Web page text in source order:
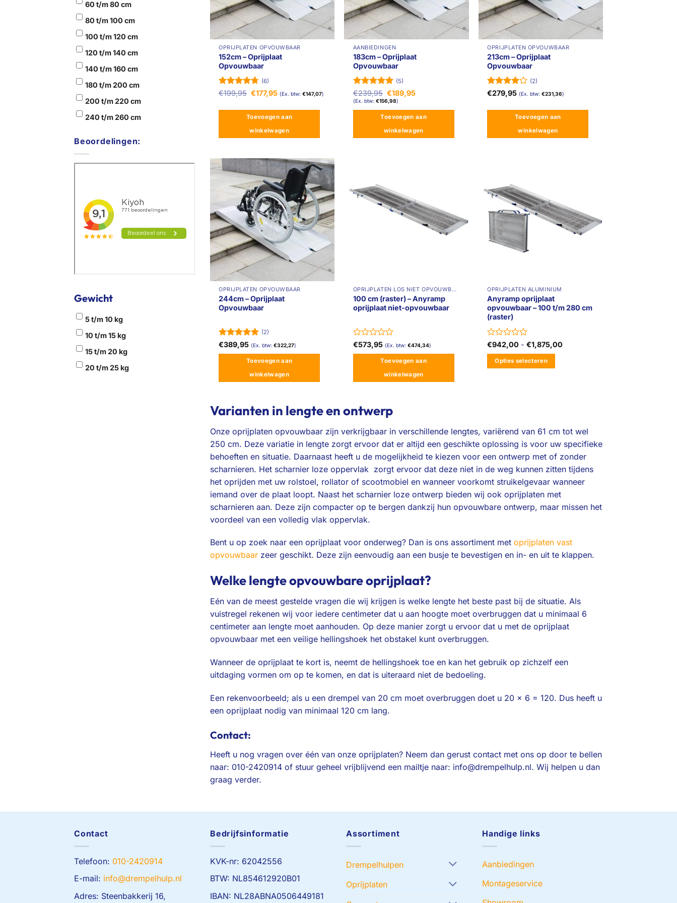
60 t/m 80 cm
80 t/m 100 cm
100 t/m 120 cm
120 t/m 140 cm
140 t/m 160 cm
180 t/m 200 cm
200 t/m 220 cm
240 t/m 260 cm
Beoordelingen:
Gewicht
5 t/m 10 kg
10 t/m 15 kg
15 t/m 20 kg
20 t/m 25 kg
OPRIJPLATEN OPVOUWBAAR
152cm – Oprijplaat
Opvouwbaar
Gewaardeerd
(6)
€199,95 Oorspronkelijke
€199,95.
€177,95Huidige
prijs
€177,95.
(Ex. btw:€147,07)
Toevoegen aan
winkelwagen
AANBIEDINGEN
183cm – Oprijplaat
Opvouwbaar
Gewaardeerd
5uit 5
(5)
€239,95 Oorspronkelijke
prijs
was:
€239,95.
€189,95Huidige
€189,95.
(Ex. btw: €156,98)
Toevoegen aan
winkelwagen
OPRIJPLATEN OPVOUWBAAR
213cm – Oprijplaat
Opvouwbaar
Gewaardeerd
(2)
€279,95 (Ex. btw:€231,36)
Toevoegen aan
winkelwagen
OPRIJPLATEN OPVOUWBAAR
244cm – Oprijplaat
Opvouwbaar
Gewaardeerd
uit 5
(2)
€389,95 (Ex. btw:€322,27)
Toevoegen aan
winkelwagen
OPRIJPLATEN LOS NIET OPVOUWBAAR
100 cm (raster) – Anyramp
oprijplaat niet-opvouwbaar
Gewaardeerd
€573,95 (Ex. btw: €474,34)
Toevoegen aan
winkelwagen
OPRIJPLATEN ALUMINIUM
Anyramp oprijplaat
opvouwbaar – 100 t/m 280 cm
(raster)
Gewaardeerd
uit
5
€942,00 - €1,875,00
Opties selecteren
variaties.
Deze
optie
kan
gekozen
worden
Varianten in lengte en ontwerp
Onze oprijplaten opvouwbaar zijn verkrijgbaar in verschillende lengtes, variërend van 61 cm tot wel
250 cm. Deze variatie in lengte zorgt ervoor dat er altijd een geschikte oplossing is voor uw specifieke
behoeften en situatie. Daarnaast heeft u de mogelijkheid te kiezen voor een ontwerp met of zonder
scharnieren. Het scharnier loze oppervlak zorgt ervoor dat deze niet in de weg kunnen zitten tijdens
het oprijden met uw rolstoel, rollator of scootmobiel en wanneer voorkomt struikelgevaar wanneer
iemand over de plaat loopt. Naast het scharnier loze ontwerp bieden wij ook oprijplaten met
scharnieren aan. Deze zijn compacter op te bergen dankzij hun opvouwbare ontwerp, maar missen het
voordeel van een volledig vlak oppervlak.
Bent u op zoek naar een oprijplaat voor onderweg? Dan is ons assortiment met oprijplaten vast
opvouwbaar zeer geschikt. Deze zijn eenvoudig aan een busje te bevestigen en in- en uit te klappen.
Welke lengte opvouwbare oprijplaat?
Eén van de meest gestelde vragen die wij krijgen is welke lengte het beste past bij de situatie. Als
vuistregel rekenen wij voor iedere centimeter dat u aan hoogte moet overbruggen dat u minimaal 6
centimeter aan lengte moet aanhouden. Op deze manier zorgt u ervoor dat u met de oprijplaat
opvouwbaar met een veilige hellingshoek het obstakel kunt overbruggen.
Wanneer de oprijplaat te kort is, neemt de hellingshoek toe en kan het gebruik op zichzelf een
uitdaging vormen om op te komen, en dat is uiteraard niet de bedoeling.
Een rekenvoorbeeld; als u een drempel van 20 cm moet overbruggen doet u 20 x 6 = 120. Dus heeft u
een oprijplaat nodig van minimaal 120 cm lang.
Contact:
Heeft u nog vragen over één van onze oprijplaten? Neem dan gerust contact met ons op door te bellen
naar: 010-2420914 of stuur geheel vrijblijvend een mailtje naar: info@drempelhulp.nl. Wij helpen u dan
graag verder.
Contact
Telefoon: 010-2420914
E-mail: info@drempelhulp.nl
Adres: Steenbakkerij 16,
Bedrijfsinformatie
KVK-nr: 62042556
BTW: NL854612920B01
IBAN: NL28ABNA0506449181
Assortiment
Drempelhulpen
Oprijplaten
Handige links
Aanbiedingen
Montageservice